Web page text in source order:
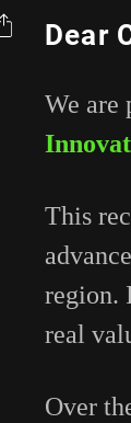
Dear
We are
This
region.
real
Over